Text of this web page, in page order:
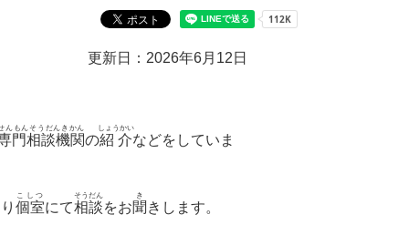
更新日：2026年6月12日
門相談機関
んもんそうだんきかん
の紹介
しょうかい
などをしていま
個室
こしつ
にて相談
そうだん
をお聞
き
きします。